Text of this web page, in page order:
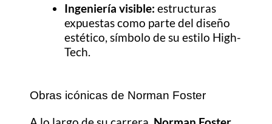
Ingeniería visible: estructuras
expuestas como parte del diseño
estético, símbolo de su estilo High-
Tech.
Obras icónicas de Norman Foster